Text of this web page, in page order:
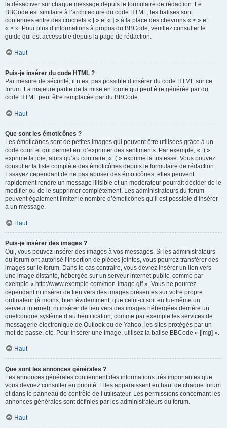
la désactiver sur chaque message depuis le formulaire de rédaction. Le
BBCode est similaire à l’architecture du code HTML, les balises sont
contenues entre des crochets « [ » et « ] » à la place des chevrons « < » et
« > ». Pour plus d’informations à propos du BBCode, veuillez consulter le
guide qui est accessible depuis la page de rédaction.
Haut
Puis-je insérer du code HTML ?
Par mesure de sécurité, il n’est pas possible d’insérer du code HTML sur ce
forum. La majeure partie de la mise en forme qui peut être générée par du
code HTML peut être remplacée par du BBCode.
Haut
Que sont les émoticônes ?
Les émoticônes sont de petites images qui peuvent être utilisées grâce à un
code court et qui permettent d’exprimer des sentiments. Par exemple, « :) »
exprime la joie, alors qu’au contraire, « :( » exprime la tristesse. Vous pouvez
consulter la liste complète des émoticônes depuis le formulaire de rédaction.
Essayez cependant de ne pas abuser des émoticônes, elles peuvent
rapidement rendre un message illisible et un modérateur pourrait décider de le
modifier ou de le supprimer complètement. Les administrateurs du forum
peuvent également limiter le nombre d’émoticônes qu’il est possible d’insérer
à un message.
Haut
Puis-je insérer des images ?
Oui, vous pouvez insérer des images à vos messages. Si les administrateurs
du forum ont autorisé l’insertion de pièces jointes, vous pourrez transférer des
images sur le forum. Dans le cas contraire, vous devrez insérer un lien vers
une image distante, hébergée sur un serveur internet public, comme par
exemple « http://www.exemple.com/mon-image.gif ». Vous ne pourrez
cependant ni insérer de lien vers des images présentes sur votre propre
ordinateur (à moins, bien évidemment, que celui-ci soit en lui-même un
serveur internet), ni insérer de lien vers des images hébergées derrière un
quelconque système d’authentification, comme par exemple les services de
messagerie électronique de Outlook ou de Yahoo, les sites protégés par un
mot de passe, etc. Pour insérer une image, utilisez la balise BBCode « [img] ».
Haut
Que sont les annonces générales ?
Les annonces générales contiennent des informations très importantes que
vous devriez consulter en priorité. Elles apparaissent en haut de chaque forum
et dans le panneau de contrôle de l’utilisateur. Les permissions concernant les
annonces générales sont définies par les administrateurs du forum.
Haut